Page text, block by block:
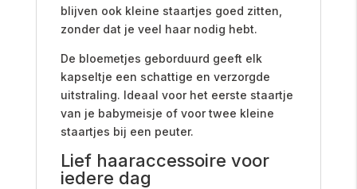
blijven ook kleine staartjes goed zitten,
zonder dat je veel haar nodig hebt.
De bloemetjes geborduurd geeft elk
kapseltje een schattige en verzorgde
uitstraling. Ideaal voor het eerste staartje
van je babymeisje of voor twee kleine
staartjes bij een peuter.
Lief haaraccessoire voor
iedere dag